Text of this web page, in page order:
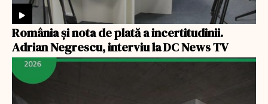
România şi nota de plată a incertitudinii.
Adrian Negrescu, interviu la DC News TV